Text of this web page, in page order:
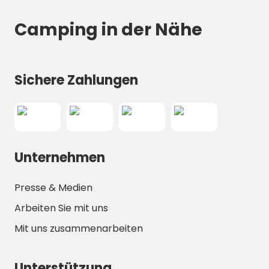
Camping in der Nähe
Sichere Zahlungen
Unternehmen
Presse & Medien
Arbeiten Sie mit uns
Mit uns zusammenarbeiten